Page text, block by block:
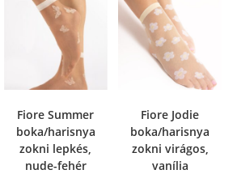
Fiore Summer
boka/harisnya
zokni lepkés,
nude-fehér
Fiore Jodie
boka/harisnya
zokni virágos,
vanília